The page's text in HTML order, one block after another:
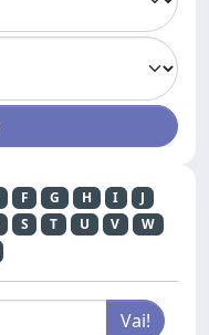
F G H I
J
S T U V
W